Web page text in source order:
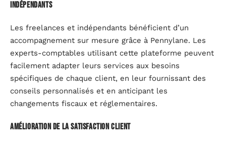
indépendants
Les freelances et indépendants bénéficient d’un
accompagnement sur mesure grâce à Pennylane. Les
experts-comptables utilisant cette plateforme peuvent
facilement adapter leurs services aux besoins
spécifiques de chaque client, en leur fournissant des
conseils personnalisés et en anticipant les
changements fiscaux et réglementaires.
Amélioration de la satisfaction client